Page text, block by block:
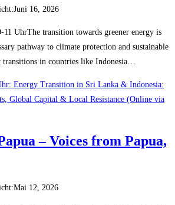
Juni 16, 2026
UhrThe transition towards greener energy is
pathway to climate protection and sustainable
transitions in countries like Indonesia…
Energy Transition in Sri Lanka & Indonesia:
Global Capital & Local Resistance (Online via
– Voices from Papua,
Mai 12, 2026